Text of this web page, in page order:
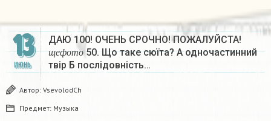
13
ИЮНЬ
ДАЮ 100! ОЧЕНЬ СРОЧНО! ПОЖАЛУЙСТА!
щ е ф о т о
щ ф т о
50. Що таке сюїта? А одночастинний
твір Б послідовність…
Автор: VsevolodCh
Предмет: Музыка